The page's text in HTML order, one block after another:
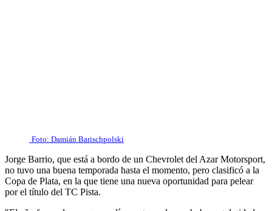
Foto: Damián Barischpolski
Jorge Barrio, que está a bordo de un Chevrolet del Azar Motorsport,
no tuvo una buena temporada hasta el momento, pero clasificó a la
Copa de Plata, en la que tiene una nueva oportunidad para pelear
por el título del TC Pista.